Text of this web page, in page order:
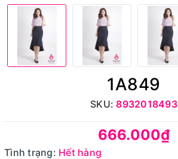
1A849
SKU:8932018493
666.000₫
Tình trạng: Hết hàng